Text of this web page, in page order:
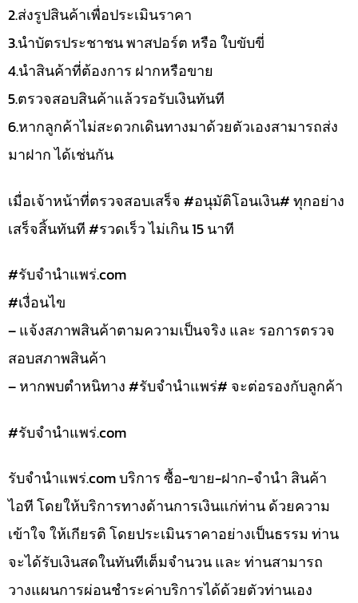
2.ส่งรูปสินค้าเพื่อประเมินราคา
3.นำบัตรประชาชน พาสปอร์ต หรือ ใบขับขี่
4.นำสินค้าที่ต้องการ ฝากหรือขาย
5.ตรวจสอบสินค้าแล้วรอรับเงินทันที
6.หากลูกค้าไม่สะดวกเดินทางมาด้วยตัวเองสามารถส่ง
มาฝาก ได้เช่นกัน
เมื่อเจ้าหน้าที่ตรวจสอบเสร็จ #อนุมัติโอนเงิน# ทุกอย่าง
เสร็จสิ้นทันที #รวดเร็ว ไม่เกิน 15 นาที
#รับจํานําแพร่.com
#เงื่อนไข
– แจ้งสภาพสินค้าตามความเป็นจริง และ รอการตรวจ
สอบสภาพสินค้า
– หากพบตำหนิทาง #รับจำนำแพร่# จะต่อรองกับลูกค้า
#รับจํานําแพร่.com
รับจํานําแพร่.com บริการ ซื้อ-ขาย-ฝาก-จำนำ สินค้า
ไอที โดยให้บริการทางด้านการเงินแก่ท่าน ด้วยความ
เข้าใจ ให้เกียรติ โดยประเมินราคาอย่างเป็นธรรม ท่าน
จะได้รับเงินสดในทันทีเต็มจำนวน และ ท่านสามารถ
วางแผนการผ่อนชำระค่าบริการได้ด้วยตัวท่านเอง